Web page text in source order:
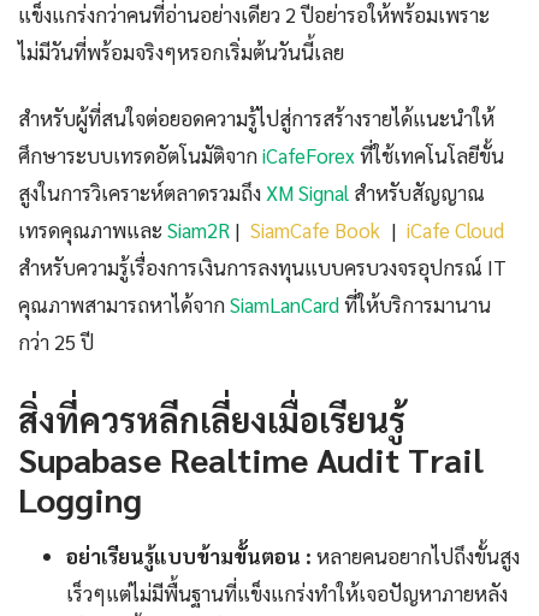
แข็งแกร่งกว่าคนที่อ่านอย่างเดียว 2 ปีอย่ารอให้พร้อมเพราะ
ไม่มีวันที่พร้อมจริงๆหรอกเริ่มต้นวันนี้เลย
สำหรับผู้ที่สนใจต่อยอดความรู้ไปสู่การสร้างรายได้แนะนำให้
ศึกษาระบบเทรดอัตโนมัติจากiCafeForex ที่ใช้เทคโนโลยีขั้น
สูงในการวิเคราะห์ตลาดรวมถึง XM Signal สำหรับสัญญาณ
เทรดคุณภาพและ Siam2R | SiamCafe Book | iCafe Cloud
สำหรับความรู้เรื่องการเงินการลงทุนแบบครบวงจรอุปกรณ์ IT
คุณภาพสามารถหาได้จากSiamLanCardที่ให้บริการมานาน
กว่า 25 ปี
สิ่งที่ควรหลีกเลี่ยงเมื่อเรียนรู้
Supabase Realtime Audit Trail
Logging
อย่าเรียนรู้แบบข้ามขั้นตอน : หลายคนอยากไปถึงขั้นสูง
เร็วๆแต่ไม่มีพื้นฐานที่แข็งแกร่งทำให้เจอปัญหาภายหลัง